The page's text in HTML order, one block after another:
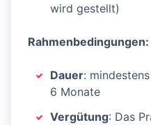
wird gestellt)
Rahmenbedingungen:
Dauer:
6 Monate
Vergütung: Das